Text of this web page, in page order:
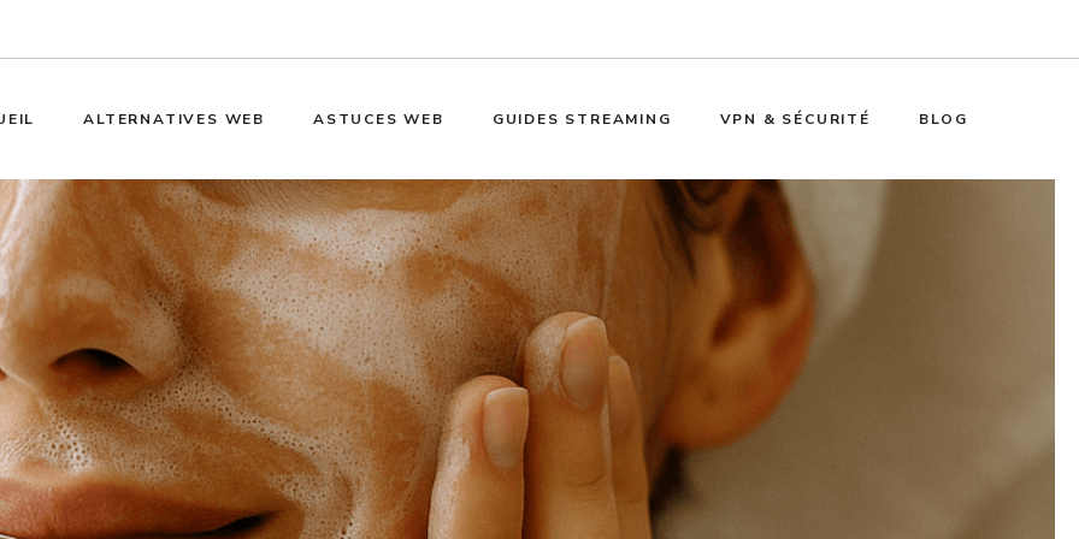
ALTERNATIVES WEB ASTUCES WEB GUIDES STREAMING VPN & SÉCURITÉ BLOG